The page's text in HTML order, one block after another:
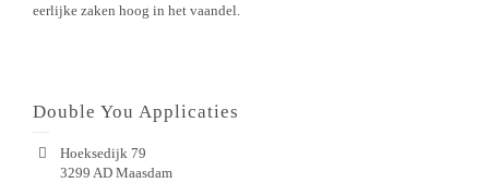
eerlijke zaken hoog in het vaandel.
Double You Applicaties
Hoeksedijk 79
3299 AD Maasdam